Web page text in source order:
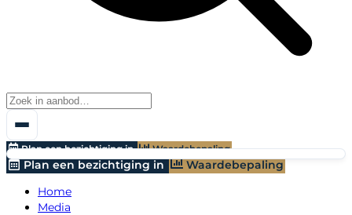
Plan een bezichtiging in Waardebepaling
Plan een bezichtiging in
Waardebepaling
Home
Media